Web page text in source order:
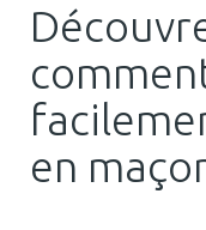
en